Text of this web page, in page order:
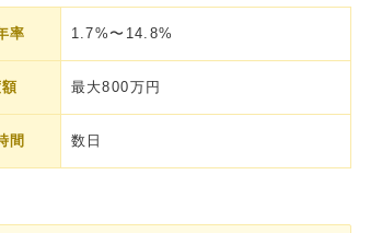
率 1.7%〜14.8%
最大800万円
間 数日